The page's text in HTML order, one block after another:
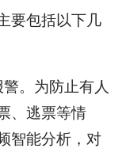
包括以下几
。为防止有人
、逃票等情
智能分析，对